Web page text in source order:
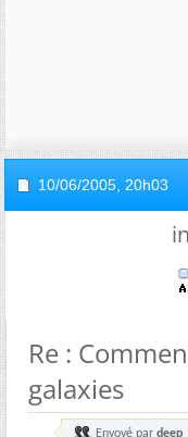
10/06/2005, 20h03
Re :
galaxies
Envoyé par